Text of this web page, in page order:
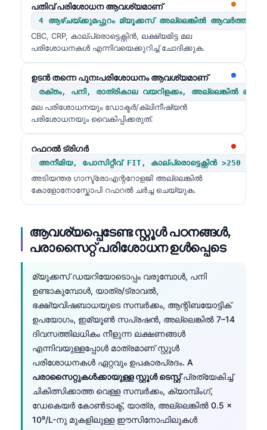
പതിവ് പരിശോധന ആവശ്യമാണ്
4 ആഴ്ചയ്ക്കുമപ്പുറം മ്യൂക്കസ് അല്ലെങ്കിൽ
CBC, CRP, കാല്പ്രൊട്ടെക്റ്റിൻ, ലക്ഷ്യമിട്ട മല
പരിശോധനകൾ എന്നിവയെക്കുറിച്ച് ചോദിക്കുക.
ഉടൻ തന്നെ പുനഃപരിശോധനം ആവശ്യമാണ്
രക്തം, പനി, രാത്രികാല വയറിളക്കം, അല്ലെങ്കിൽ
മല പരിശോധനയും ഡോക്ടർ/ക്ലിനീഷ്യൻ
പരിശോധനയും വൈകിപ്പിക്കരുത്.
റഫറൽ ട്രിഗർ
അനീമിയ, പോസിറ്റീവ് FIT, കാല്പ്രൊട്ടെക്റ്റിൻ >250 µg/
അടിയന്തര ഗാസ്ട്രോഎന്ററോളജി അല്ലെങ്കിൽ
കോളോനോസ്കോപി റഫറൽ ചർച്ച ചെയ്യുക.
ആവശ്യപ്പെടേണ്ട സ്റ്റൂൾ പഠനങ്ങൾ,
പരാസൈറ്റ് പരിശോധന ഉൾപ്പെടെ
മ്യൂക്കസ് ഡയറിയോടൊപ്പം വരുമ്പോൾ, പനി
ഉണ്ടാകുമ്പോൾ, യാത്ര/ട്രാവൽ,
ഭക്ഷ്യവിഷബാധയുടെ സമ്പർക്കം, ആന്റിബയോട്ടിക്
ഉപയോഗം, ഇമ്യൂൺ സപ്രഷൻ, അല്ലെങ്കിൽ 7–14
ദിവസത്തിലധികം നീളുന്ന ലക്ഷണങ്ങൾ
എന്നിവയുള്ളപ്പോൾ മാത്രമാണ് സ്റ്റൂൾ
പരിശോധനകൾ ഏറ്റവും ഉപകാരപ്രദം. A
പരാസൈറ്റുകൾക്കായുള്ള സ്റ്റൂൾ ടെസ്റ്റ്പ്രത്യേകിച്ച്
ചികിത്സിക്കാത്ത വെള്ള സമ്പർക്കം, ക്യാമ്പിംഗ്,
ഡേകെയർ കോൺടാക്ട്, യാത്ര, അല്ലെങ്കിൽ 0.5 ×
10⁹/L-നു മുകളിലുള്ള ഈസിനോഫിലുകൾ
Tiếng Việt
Tagalog
ไทย
ဗမာစာ
ភាសាខ្មែរ
Kiswahili
አማርኛ
Українська
Català
Қазақ тілі
Suomi
Hrvatski
Slovenčina
كوردی‎
سنڌي
සිංහල
Galego
Latviešu valoda
Македонски јазик